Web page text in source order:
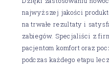
najwyższej jakości
na trwałe rezultaty i
zabiegów. Specjaliści z
pacjentom komfort oraz
podczas każdego etapu